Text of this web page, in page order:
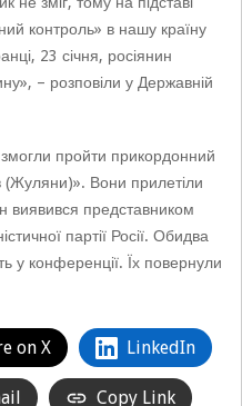
контроль» в нашу країну
23 січня, росіянин
– розповіли у Державній
змогли пройти прикордонний
(Жуляни)». Вони прилетіли
виявився представником
партії Росії. Обидва
у конференції. Їх повернули
on X LinkedIn
Copy Link